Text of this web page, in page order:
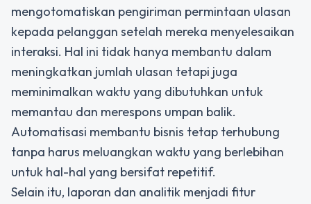
mengotomatiskan pengiriman permintaan ulasan
kepada pelanggan setelah mereka menyelesaikan
interaksi. Hal ini tidak hanya membantu dalam
meningkatkan jumlah ulasan tetapi juga
meminimalkan waktu yang dibutuhkan untuk
memantau dan merespons umpan balik.
Automatisasi membantu bisnis tetap terhubung
tanpa harus meluangkan waktu yang berlebihan
untuk hal-hal yang bersifat repetitif.
Selain itu, laporan dan analitik menjadi fitur